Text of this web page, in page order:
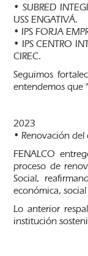
• SUBRED
USS ENGATIVÁ.
• IPS FORJA
• IPS CENTRO
CIREC.
Seguimos
entendemos que
2023
• Renovación
FENALCO
proceso de
Social,
económica,
Lo anterior
institución